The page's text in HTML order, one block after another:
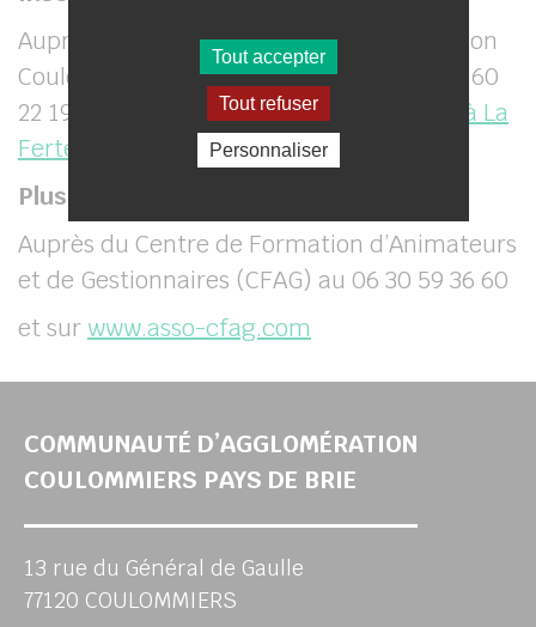
Auprès de la communauté d’agglomération
Coulommiers Pays de Brie (CACPB) au 01 60
22 19 19 ou sur place auFrance Services à La
Ferté-sous-Jouarre
Plus d’informations :
Auprès du Centre de Formation d’Animateurs
et de Gestionnaires (CFAG) au 06 30 59 36 60
et sur www.asso-cfag.com
COMMUNAUTÉ D’AGGLOMÉRATION
COULOMMIERS PAYS DE BRIE
13 rue du Général de Gaulle
77120 COULOMMIERS
Tout accepter
Tout refuser
Personnaliser